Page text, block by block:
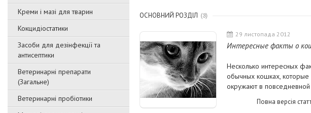
Креми і мазі для тварин
Кокцидіостатики
Засоби для дезінфекції та
антисептики
Ветеринарні препарати
(Загальне)
Ветеринарні пробіотики
ОСНОВНИЙ РОЗДІЛ 3
29 листопада 2012
Интересные факты о
Несколько интересных
обычных кошках, которые
окружают в повседневной
Повна версія